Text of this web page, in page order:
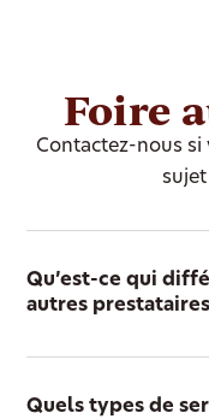
Foire
Contactez-nous si
Qu’est-ce qui
autres
Quels types de